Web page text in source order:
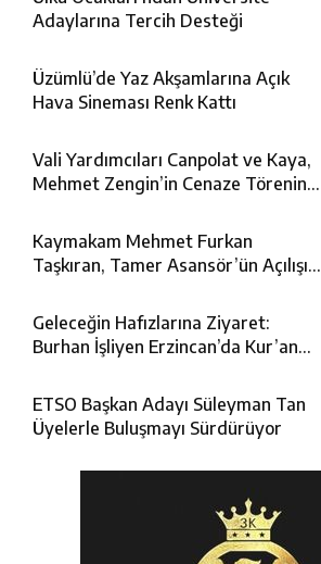
Adaylarına Tercih Desteği
Üzümlü’de Yaz Akşamlarına Açık
Hava Sineması Renk Kattı
Vali Yardımcıları Canpolat ve Kaya,
Mehmet Zengin’in Cenaze Törenine
Kaymakam Mehmet Furkan
Taşkıran, Tamer Asansör’ün Açılışına
Geleceğin Hafızlarına Ziyaret:
Burhan İşliyen Erzincan’da Kur’an
ETSO Başkan Adayı Süleyman Tan
Üyelerle Buluşmayı Sürdürüyor